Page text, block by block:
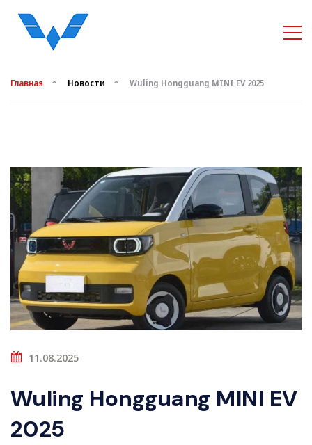
Главная Новости Wuling Hongguang MINI EV 2025
11.08.2025
Wuling Hongguang MINI EV
2025